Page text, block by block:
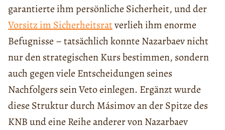
garantierte ihm persönliche Sicherheit, und der
Vorsitz im Sicherheitsratverlieh ihm enorme
Befugnisse – tatsächlich konnte Nazarbaev nicht
nur den strategischen Kurs bestimmen, sondern
auch gegen viele Entscheidungen seines
Nachfolgers sein Veto einlegen. Ergänzt wurde
diese Struktur durch Másimov an der Spitze des
KNB und eine Reihe anderer von Nazarbaev